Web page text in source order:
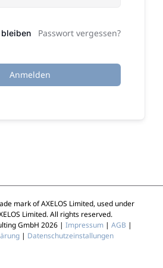
Passwort vergessen?
Anmelden
mark of AXELOS Limited, used under
Limited. All rights reserved.
GmbH 2026 | Impressum | AGB |
| Datenschutzeinstallungen